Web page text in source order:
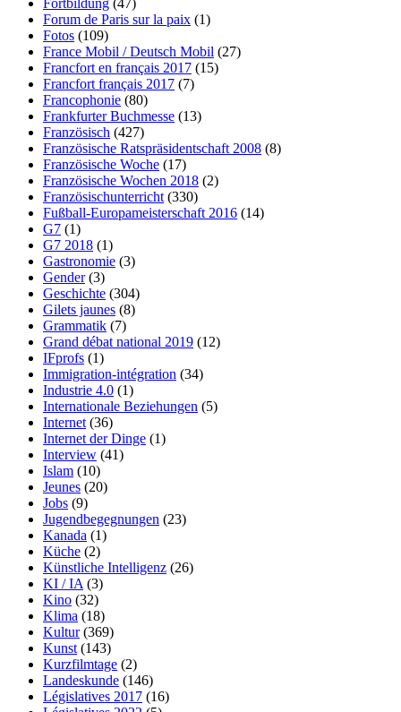
Fortbildung (47)
Forum de Paris sur la paix (1)
Fotos (109)
France Mobil / Deutsch Mobil (27)
Francfort en français 2017 (15)
Francfort français 2017 (7)
Francophonie (80)
Frankfurter Buchmesse (13)
Französisch (427)
Französische Ratspräsidentschaft 2008 (8)
Französische Woche (17)
Französische Wochen 2018 (2)
Französischunterricht (330)
Fußball-Europameisterschaft 2016 (14)
G7 (1)
G7 2018 (1)
Gastronomie (3)
Gender(3)
Geschichte (304)
Gilets jaunes (8)
Grammatik (7)
Grand débat national 2019 (12)
IFprofs (1)
Immigration-intégration (34)
Industrie 4.0 (1)
Internationale Beziehungen (5)
Internet (36)
Internet der Dinge (1)
Interview (41)
Islam (10)
Jeunes (20)
Jobs (9)
Jugendbegegnungen (23)
Kanada (1)
Küche (2)
Künstliche Intelligenz (26)
KI / IA (3)
Kino (32)
Klima (18)
Kultur(369)
Kunst (143)
Kurzfilmtage (2)
Landeskunde (146)
Législatives 2017 (16)